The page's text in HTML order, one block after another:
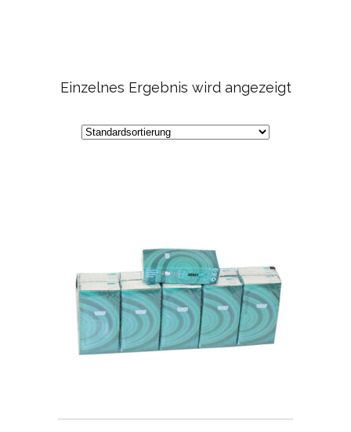
Einzelnes Ergebnis wird angezeigt